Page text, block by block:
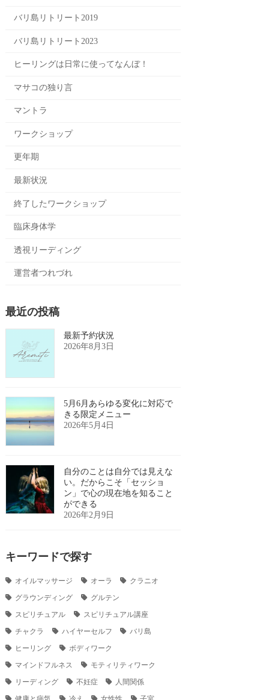
バリ島リトリート2019
バリ島リトリート2023
ヒーリングは日常に使ってなんぼ！
マサコの独り言
マントラ
ワークショップ
更年期
最新状況
終了したワークショップ
臨床身体学
透視リーディング
運営者つれづれ
最近の投稿
最新予約状況
2026年8月3日
5月6月あらゆる変化に対応で
きる限定メニュー
2026年5月4日
自分のことは自分では見えな
い。だからこそ「セッショ
ン」で心の現在地を知ること
ができる
2026年2月9日
キーワードで探す
オイルマッサージ オーラ
クラニオ
グラウンディング
グルテン
スピリチュアル
スピリチュアル講座
チャクラ
ハイヤーセルフ
バリ島
ヒーリング
ボディワーク
マインドフルネス
モティリティワーク
リーディング
不妊症
人間関係